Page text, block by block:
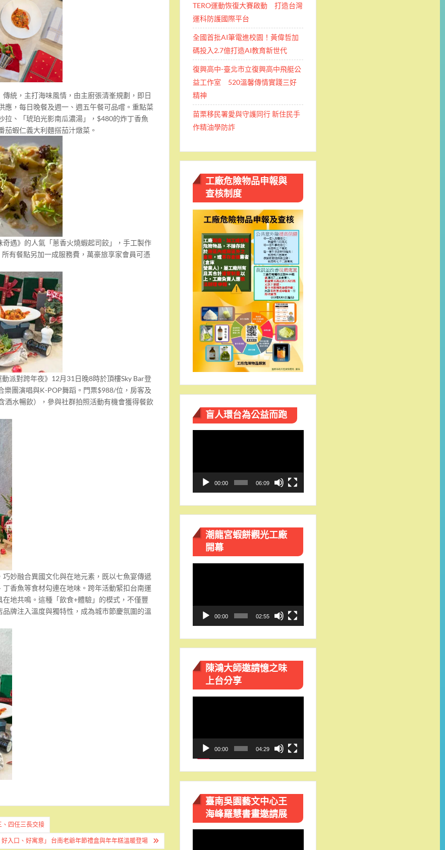
統，主打海味風情，由主廚張清峯規劃，即日
應，每日晚餐及週一、週五午餐可品嚐。重點菜
拉、「琥珀光影南瓜濃湯」，$480的炸丁香魚
茄蝦仁義大利麵搭茄汁燉菜。
遇》的人氣「蔥香火燒蝦起司餃」，手工製作
有餐點另加一成服務費，萬豪旅享家會員可憑
派對跨年夜》12月31日晚8時於頂樓Sky Bar登
樂團演唱與K-POP舞蹈。門票$988/位，房客及
酒水暢飲），參與社群拍照活動有機會獲得餐飲
妙融合異國文化與在地元素，既以七魚宴傳遞
香魚等食材勾連在地味。跨年活動緊扣台南運
地共鳴。這種「飲食+體驗」的模式，不僅豐
牌注入溫度與獨特性，成為城市節慶氛圍的溫
四任三長交接
好入口、好寓意」 台南老爺年節禮盒與年年糕溫暖登場
TERO運動恢復大賽啟動 打造台灣
運科防護國際平台
全國首批AI筆電進校園！黃偉哲加
碼投入2.7億打造AI教育新世代
復興高中-臺北市立復興高中飛艇公
益工作室 520溫馨傳情實踐三好
精神
苗栗移民署愛與守護同行 新住民手
作精油學防詐
工廠危險物品申報與
查核制度
盲人環台​為公益而跑
放
00:00 06:09
潮龍宮蝦餅觀光工廠
開幕
00:00 02:55
陳鴻大師邀請憶之味
上台分享
放
00:00 04:29
臺南吳園藝文中心王
海峰羅慧書畫邀請展